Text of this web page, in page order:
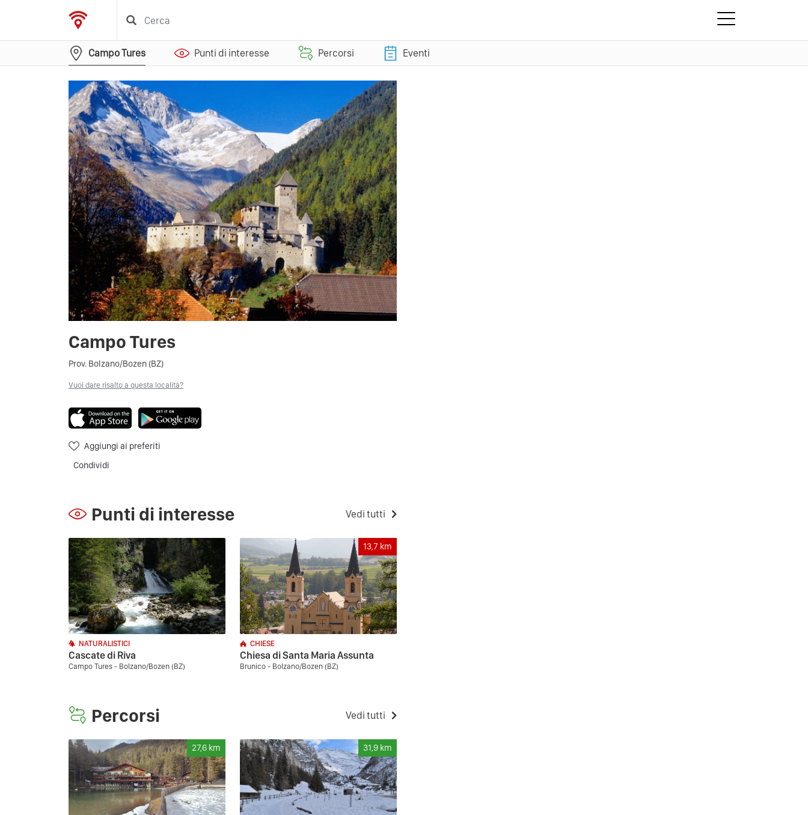
Campo Tures Punti di interesse Percorsi Eventi
Campo Tures
Prov. Bolzano/Bozen (BZ)
Vuoi dare risalto a questa località?
Aggiungi ai preferiti
Condividi
Punti di interesse Vedi tutti
NATURALISTICI
Cascate di Riva
Campo Tures - Bolzano/Bozen (BZ)
13,7 km
CHIESE
Chiesa di Santa Maria Assunta
Brunico - Bolzano/Bozen (BZ)
Percorsi Vedi tutti
27,6 km 31,9 km